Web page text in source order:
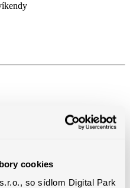
cookies
so sídlom Digital Park